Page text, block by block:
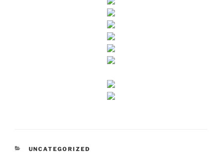
CATEGORÍAS
UNCATEGORIZED